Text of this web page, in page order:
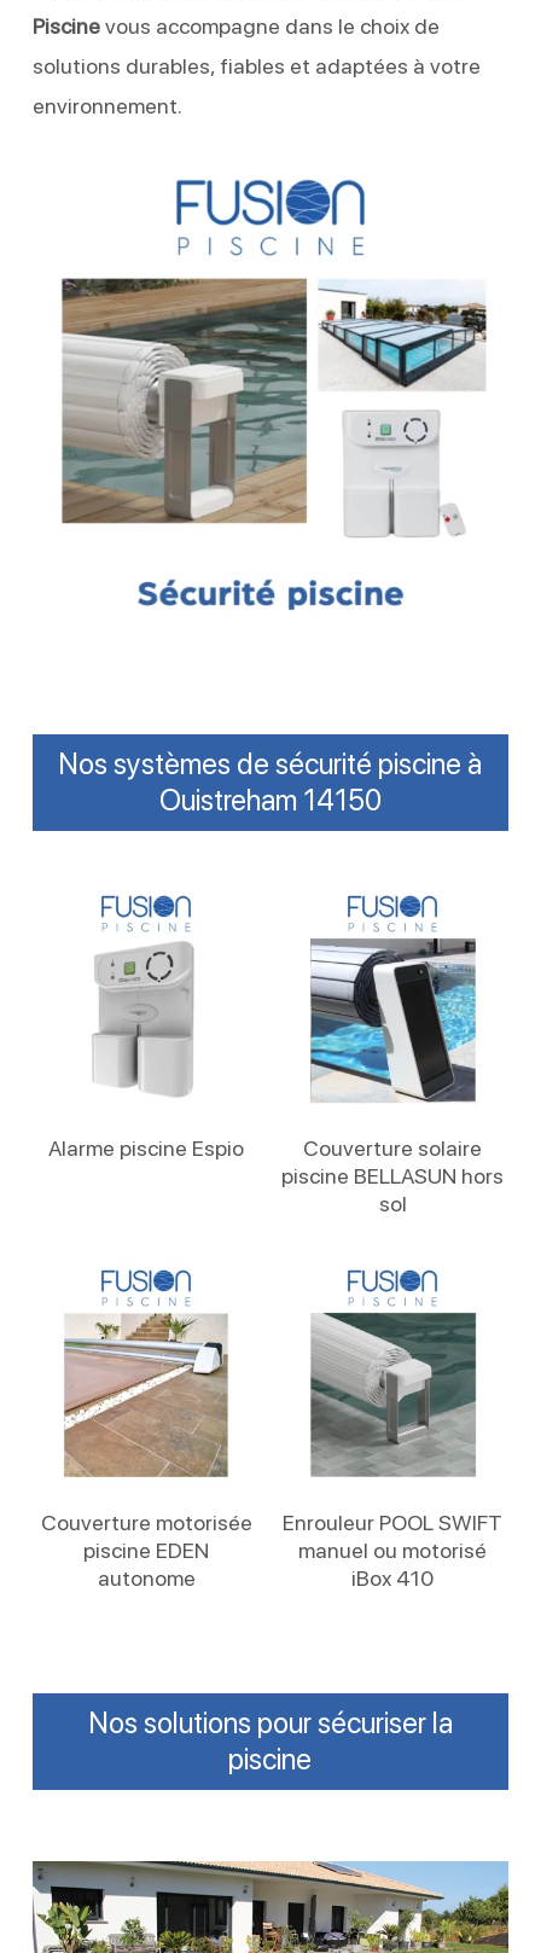
Piscinevous accompagne dans le choix de
solutions durables, fiables et adaptées à votre
environnement.
Nos systèmes de sécurité piscine à
Ouistreham 14150
Alarme piscine Espio
Couverture solaire
piscine BELLASUN hors
sol
Couverture motorisée
piscine EDEN
autonome
Enrouleur POOL SWIFT
manuel ou motorisé
iBox 410
Nos solutions pour sécuriser la
piscine
Volet
roulant